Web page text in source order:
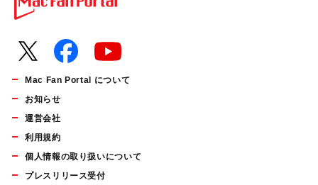
Mac Fan Portal について
お知らせ
運営会社
利用規約
個人情報の取り扱いについて
プレスリリース受付